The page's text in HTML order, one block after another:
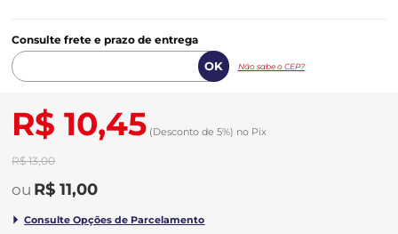
Consulte frete e prazo de entrega
Não sabe o CEP?
R$ 10,45 (Desconto de 5%) no Pix
R$ 13,00
R$ 11,00